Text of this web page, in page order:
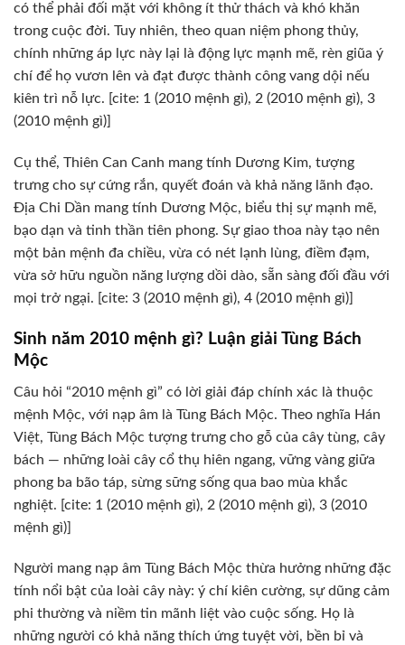
có thể phải đối mặt với không ít thử thách và khó khăn
trong cuộc đời. Tuy nhiên, theo quan niệm phong thủy,
chính những áp lực này lại là động lực mạnh mẽ, rèn giũa ý
chí để họ vươn lên và đạt được thành công vang dội nếu
kiên trì nỗ lực. [cite: 1 (2010 mệnh gì), 2 (2010 mệnh gì), 3
(2010 mệnh gì)]
Cụ thể, Thiên Can Canh mang tính Dương Kim, tượng
trưng cho sự cứng rắn, quyết đoán và khả năng lãnh đạo.
Địa Chi Dần mang tính Dương Mộc, biểu thị sự mạnh mẽ,
bạo dạn và tinh thần tiên phong. Sự giao thoa này tạo nên
một bản mệnh đa chiều, vừa có nét lạnh lùng, điềm đạm,
vừa sở hữu nguồn năng lượng dồi dào, sẵn sàng đối đầu với
mọi trở ngại. [cite: 3 (2010 mệnh gì), 4 (2010 mệnh gì)]
Sinh năm 2010 mệnh gì? Luận giải Tùng Bách
Mộc
Câu hỏi “2010 mệnh gì” có lời giải đáp chính xác là thuộc
mệnh Mộc, với nạp âm là Tùng Bách Mộc. Theo nghĩa Hán
Việt, Tùng Bách Mộc tượng trưng cho gỗ của cây tùng, cây
bách — những loài cây cổ thụ hiên ngang, vững vàng giữa
phong ba bão táp, sừng sững sống qua bao mùa khắc
nghiệt. [cite: 1 (2010 mệnh gì), 2 (2010 mệnh gì), 3 (2010
mệnh gì)]
Người mang nạp âm Tùng Bách Mộc thừa hưởng những đặc
tính nổi bật của loài cây này: ý chí kiên cường, sự dũng cảm
phi thường và niềm tin mãnh liệt vào cuộc sống. Họ là
những người có khả năng thích ứng tuyệt vời, bền bỉ và